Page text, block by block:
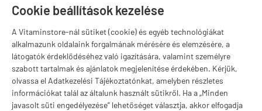
Cookie beállítások kezelése
A Vitaminstore-nál sütiket (cookie) és egyéb technológiákat
alkalmazunk oldalaink forgalmának mérésére és elemzésére, a
látogatók érdeklődéséhez való igazítására, valamint személyre
szabott tartalmak és ajánlatok megjelenítése érdekében. Kérjük,
olvassa el Adatkezelési Tájékoztatónkat, amelyben részletes
információkat talál az általunk használt sütikről. Ha a „Minden
javasolt süti engedélyezése” lehetőséget választja, akkor elfogadja
Szugló u. 83-85.
Márkák
Valuta választás